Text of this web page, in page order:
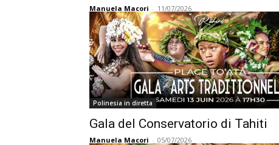
Manuela Macori - 11/07/2026
Polinesia in diretta
Gala del Conservatorio di Tahiti
Manuela Macori - 05/07/2026